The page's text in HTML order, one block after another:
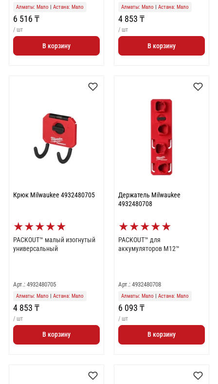
Алматы: Мало Астана: Мало
6 516 ₸
/ шт
В корзину
Алматы: Мало Астана: Мало
4 853 ₸
/ шт
В корзину
Крюк Milwaukee 4932480705
★★★★★
PACKOUT™ малый изогнутый
универсальный
Арт.: 4932480705
Алматы: Мало | Астана: Мало
4 853 ₸
/ шт
В корзину
Держатель Milwaukee
4932480708
★★★★★
PACKOUT™ для
аккумуляторов M12™
Арт.: 4932480708
Алматы: Мало | Астана: Мало
6 093 ₸
/ шт
В корзину